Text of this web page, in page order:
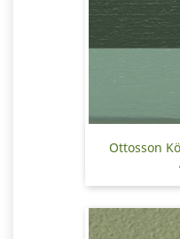
Ottosson